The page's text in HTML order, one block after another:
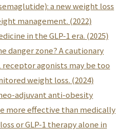
a new weight loss
management. (2022)
in the GLP-1 era. (2025)
danger zone? A cautionary
receptor agonists may be too
weight loss. (2024)
adjuvant anti-obesity
more effective than medically
or GLP-1 therapy alone in